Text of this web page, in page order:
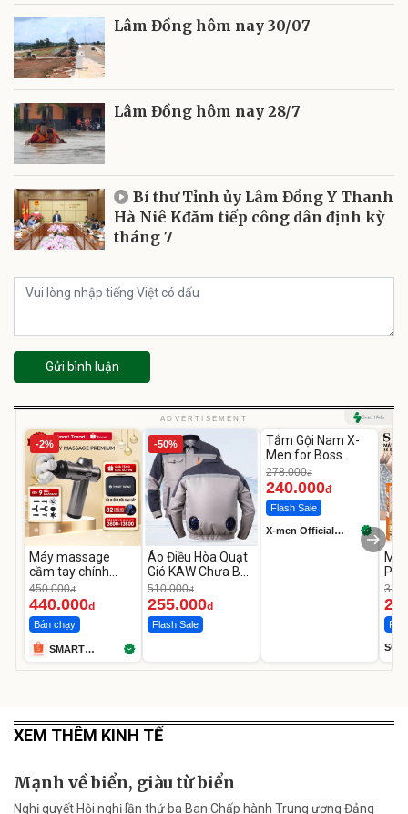
Lâm Đồng hôm nay 30/07
Lâm Đồng hôm nay 28/7
Bí thư Tỉnh ủy Lâm Đồng Y Thanh
Hà Niê Kđăm tiếp công dân định kỳ
tháng 7
Gửi bình luận
ADVERTISEMENT
-2%
Máy massage
cầm tay chính
hãng SMART
TREND
450.000đ
440.000đ
Bán chạy
SMART
-50%
Áo Điều Hòa Quạt
Gió KAW Chưa Bao
Gồm Phụ Kiện Và
Pin
510.000đ
255.000đ
Flash Sale
-13%
Tắm Gội Nam X-
Men for Boss
Intense 850g/
Legend 830g
278.000đ
240.000đ
Flash Sale
X-men Official
XEM THÊM KINH TẾ
Mạnh về biển, giàu từ biển
Nghị quyết Hội nghị lần thứ ba Ban Chấp hành Trung ương Đảng